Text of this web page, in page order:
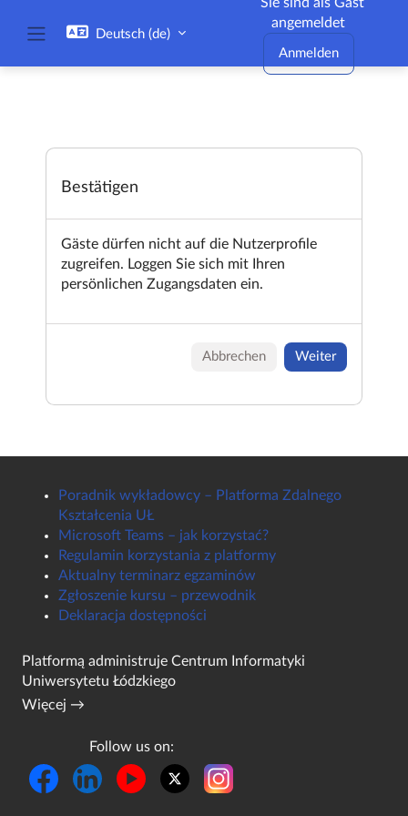
Deutsch ‎(de)‎
angemeldet
Anmelden
Bestätigen
Gäste dürfen nicht auf die Nutzerprofile
zugreifen. Loggen Sie sich mit Ihren
persönlichen Zugangsdaten ein.
Abbrechen Weiter
Poradnik wykładowcy – Platforma Zdalnego
Kształcenia UŁ
Microsoft Teams – jak korzystać?
Regulamin korzystania z platformy
Aktualny terminarz egzaminów
Zgłoszenie kursu – przewodnik
Deklaracja dostępności
Platformą administruje Centrum Informatyki
Uniwersytetu Łódzkiego
Więcej →
Follow us on: